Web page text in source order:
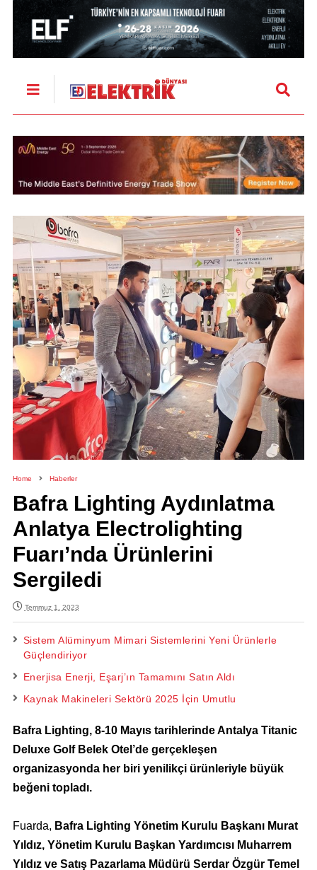
Home Haberler
Bafra Lighting Aydınlatma
Anlatya Electrolighting
Fuarı’nda Ürünlerini
Sergiledi
Temmuz 1, 2023
Sistem Alüminyum Mimari Sistemlerini Yeni Ürünlerle
Güçlendiriyor
Enerjisa Enerji, Eşarj’ın Tamamını Satın Aldı
Kaynak Makineleri Sektörü 2025 İçin Umutlu
Bafra Lighting, 8-10 Mayıs tarihlerinde Antalya Titanic
Deluxe Golf Belek Otel’de gerçekleşen
organizasyonda her biri yenilikçi ürünleriyle büyük
beğeni topladı.
Fuarda, Bafra Lighting Yönetim Kurulu Başkanı Murat
Yıldız, Yönetim Kurulu Başkan Yardımcısı Muharrem
Yıldız ve Satış Pazarlama Müdürü Serdar Özgür Temel